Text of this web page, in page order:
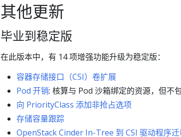
其他更新
毕业到稳定版
在此版本中，有 14 项增强功能升级为稳定版：
容器存储接口（CSI）卷扩展
Pod 开销: 核算与 Pod 沙箱绑定的资源，但不
向 PriorityClass 添加非抢占选项
存储容量跟踪
OpenStack Cinder In-Tree 到 CSI 驱动程序